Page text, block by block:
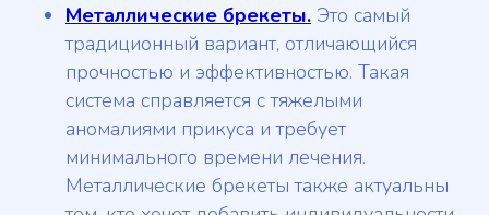
Металлические брекеты. Это самый
традиционный вариант, отличающийся
прочностью и эффективностью. Такая
система справляется с тяжелыми
аномалиями прикуса и требует
минимального времени лечения.
Металлические брекеты также актуальны